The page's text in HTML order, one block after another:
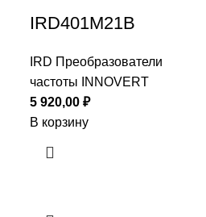
IRD401M21B
IRD Преобразователи
частоты INNOVERT
5 920,00 ₽
В корзину